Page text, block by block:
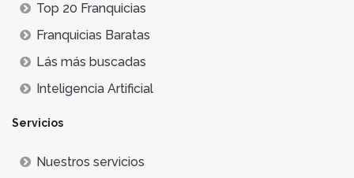
Top 20 Franquicias
Franquicias Baratas
Lás más buscadas
Inteligencia Artificial
Servicios
Nuestros servicios